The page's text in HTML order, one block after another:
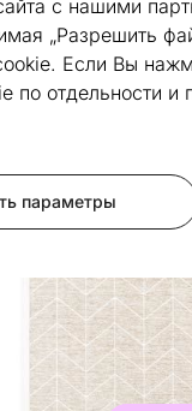
с нашими
„Разрешить
Если Вы
по отдельности и
параметры